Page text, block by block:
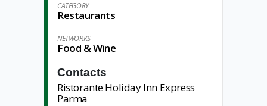
CATEGORY
Restaurants
NETWORKS
Food & Wine
Contacts
Ristorante Holiday Inn Express
Parma